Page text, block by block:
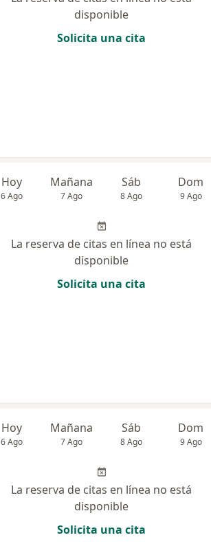
disponible
Solicita una cita
Hoy
6 Ago
Mañana
7 Ago
Sáb
8 Ago
Dom
9 Ago
La reserva de citas en línea no está
disponible
Solicita una cita
Hoy
6 Ago
Mañana
7 Ago
Sáb
8 Ago
Dom
9 Ago
La reserva de citas en línea no está
disponible
Solicita una cita